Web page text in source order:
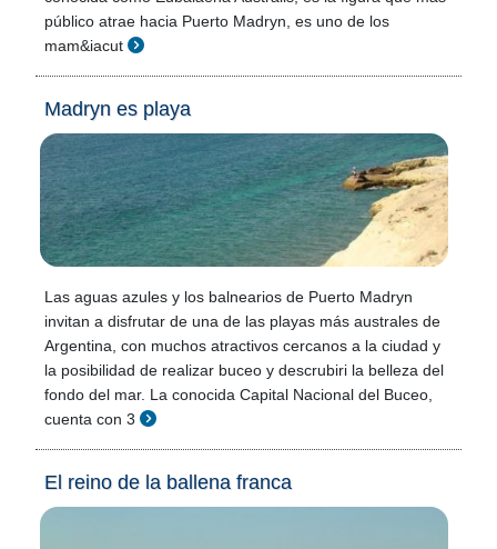
público atrae hacia Puerto Madryn, es uno de los
mam&iacut
Madryn es playa
Las aguas azules y los balnearios de Puerto Madryn
invitan a disfrutar de una de las playas más australes de
Argentina, con muchos atractivos cercanos a la ciudad y
la posibilidad de realizar buceo y descrubiri la belleza del
fondo del mar. La conocida Capital Nacional del Buceo,
cuenta con 3
El reino de la ballena franca